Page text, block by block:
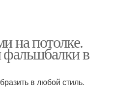
на потолке.
в
в любой стиль.